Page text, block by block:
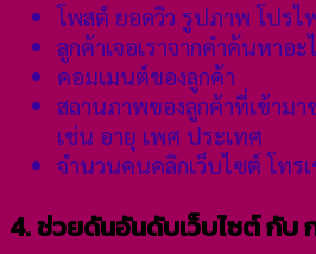
โพสต์ ยอดวิว รูปภาพ โปรไ
ลูกค้าเจอเราจากคำค้นหาอะ
คอมเมนต์ของลูกค้า
สถานภาพของลูกค้าที่เข้าม
เช่น อายุ เพศ ประเทศ
จำนวนคนคลิกเว็บไซต์ โทรเ
4. ช่วยดันอันดับเว็บไซต์ กับ